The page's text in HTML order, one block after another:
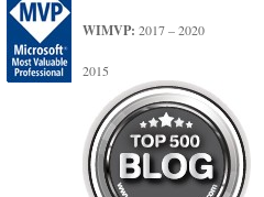
WIMVP: 2017 – 2020
2015